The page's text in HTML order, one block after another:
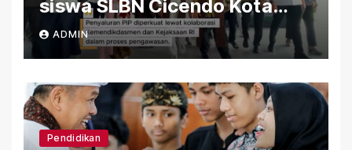
siswa SLBN Cicendo Kota
Bandung
ADMIN
Pendidikan